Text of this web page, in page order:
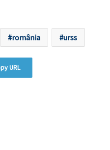
românia urss
URL